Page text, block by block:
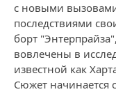
с новыми
последствиями
борт
вовлечены в
известной как
Сюжет начинается